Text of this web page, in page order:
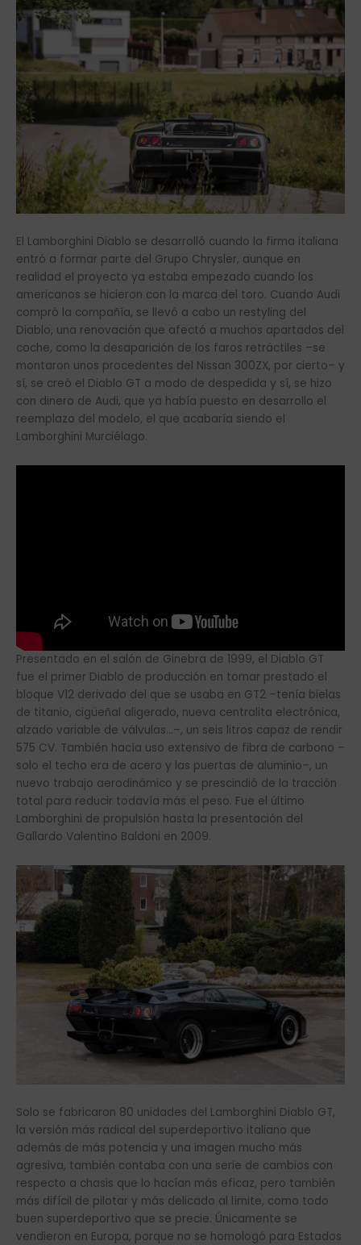
El Lamborghini Diablo se desarrolló cuando la firma italiana
entró a formar parte del Grupo Chrysler, aunque en
realidad el proyecto ya estaba empezado cuando los
americanos se hicieron con la marca del toro. Cuando Audi
compró la compañía, se llevó a cabo un restyling del
Diablo, una renovación que afectó a muchos apartados del
coche, como la desaparición de los faros retráctiles –se
montaron unos procedentes del Nissan 300ZX, por cierto– y
sí, se creó el Diablo GT a modo de despedida y sí, se hizo
con dinero de Audi, que ya había puesto en desarrollo el
reemplazo del modelo, el que acabaría siendo el
Lamborghini Murciélago.
Presentado en el salón de Ginebra de 1999, el Diablo GT
fue el primer Diablo de producción en tomar prestado el
bloque V12 derivado del que se usaba en GT2 –tenía bielas
de titanio, cigüeñal aligerado, nueva centralita electrónica,
alzado variable de válvulas…–, un seis litros capaz de rendir
575 CV. También hacía uso extensivo de fibra de carbono –
solo el techo era de acero y las puertas de aluminio–, un
nuevo trabajo aerodinámico y se prescindió de la tracción
total para reducir todavía más el peso. Fue el último
Lamborghini de propulsión hasta la presentación del
Gallardo Valentino Baldoni en 2009.
Solo se fabricaron 80 unidades del Lamborghini Diablo GT,
la versión más radical del superdeportivo italiano que
además de más potencia y una imagen mucho más
agresiva, también contaba con una serie de cambios con
respecto a chasis que lo hacían más eficaz, pero también
más difícil de pilotar y más delicado al límite, como todo
buen superdeportivo que se precie. Únicamente se
vendieron en Europa, porque no se homologó para Estados